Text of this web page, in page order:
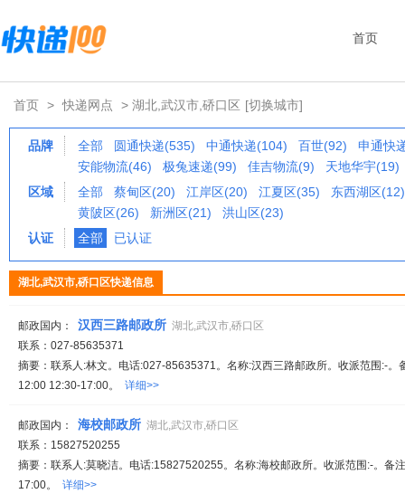
首页
首页 > 快递网点 > 湖北,武汉市,硚口区 [切换城市]
品牌 全部 圆通快递(535) 中通快递(104) 百世(92)
申通快
安能物流(46)
极兔速递(99) 佳吉物流(9)
天地华宇(19)
区域
全部 蔡甸区(20) 江岸区(20) 江夏区(35)
东西湖区(12)
黄陂区(26)
新洲区(21)
洪山区(23)
认证
全部 已认证
湖北,武汉市,硚口区快递信息
邮政国内： 汉西三路邮政所 湖北,武汉市,硚口区
联系：027-85635371
摘要：联系人:林文。电话:027-85635371。名称:汉西三路邮政所。收派范围:-。
12:00 12:30-17:00。 详细>>
邮政国内： 海校邮政所 湖北,武汉市,硚口区
联系：15827520255
摘要：联系人:莫晓洁。电话:15827520255。名称:海校邮政所。收派范围:-。备
17:00。 详细>>